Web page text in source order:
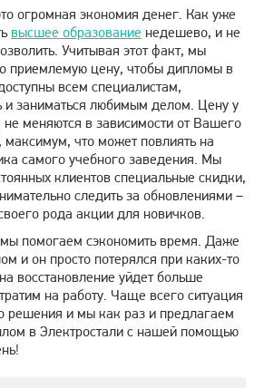
огромная экономия денег. Как уже
высшее образование недешево, и не
Учитывая этот факт, мы
приемлемую цену, чтобы дипломы в
всем специалистам,
заниматься любимым делом. Цену у
меняются в зависимости от Вашего
что может повлиять на
самого учебного заведения. Мы
клиентов специальные скидки,
следить за обновлениями –
рода акции для новичков.
помогаем сэкономить время. Даже
и он просто потерялся при каких-то
восстановление уйдет больше
на работу. Чаще всего ситуация
решения и мы как раз и предлагаем
в Электростали с нашей помощью